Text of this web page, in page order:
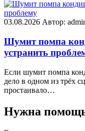
03.08.2026 Автор:
Шумит помпа
устранить
Если шумит помпа
дело в одном из трёх
простаивало…
Нужна